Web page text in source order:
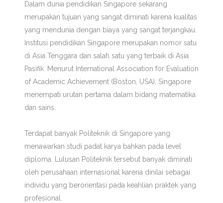
Dalam dunia pendidikan Singapore sekarang
merupakan tujuan yang sangat diminati karena kualitas
yang mendunia dengan biaya yang sangat terjangkau.
Institusi pendidikan Singapore merupakan nomor satu
di Asia Tenggara dan salah satu yang terbaik di Asia
Pasifik. Menurut International Association for Evaluation
of Academic Achievement (Boston, USA), Singapore
menempati urutan pertama dalam bidang matematika
dan sains.
Terdapat banyak Politeknik di Singapore yang
menawarkan studi padat karya bahkan pada level
diploma. Lulusan Politeknik tersebut banyak diminati
oleh perusahaan internasional karena dinilai sebagai
individu yang berorientasi pada keahlian praktek yang
profesional.